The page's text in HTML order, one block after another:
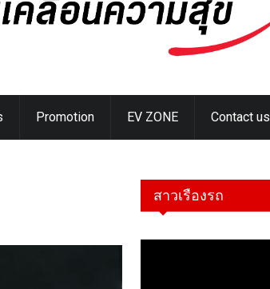
Promotion EV ZONE Contact us
สาวเรืองรถ